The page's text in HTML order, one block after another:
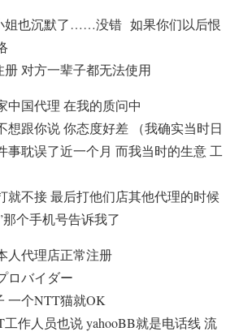
姐也沉默了……没错 如果你们以后恨
册 对方一辈子都无法使用
中国代理 在我的质问中
想跟你说 你态度好差 （我确实当时日
事耽误了近一个月 而我当时的生意 工
就不接 最后打他们店其他代理的时候
个手机号告诉我了
人代理店正常注册
ロバイダー
一个NTT猫就OK
作人员也说 yahooBB就是电话线 流